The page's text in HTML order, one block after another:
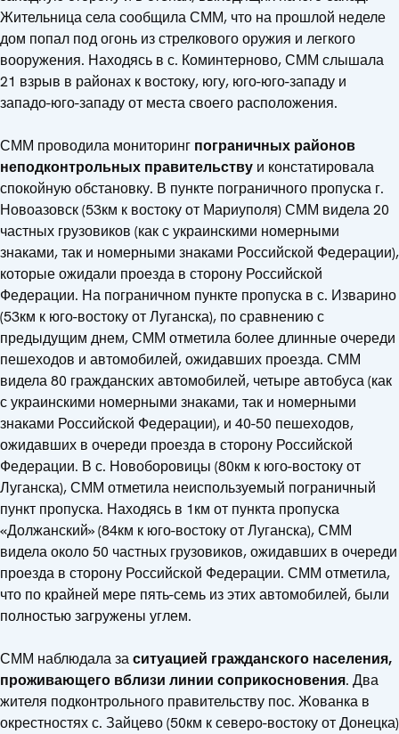
Жительница села сообщила СММ, что на прошлой неделе
дом попал под огонь из стрелкового оружия и легкого
вооружения. Находясь в с. Коминтерново, СММ слышала
21 взрыв в районах к востоку, югу, юго-юго-западу и
западо-юго-западу от места своего расположения.
СММ проводила мониторинг пограничных районов
неподконтрольных правительству и констатировала
спокойную обстановку. В пункте пограничного пропуска г.
Новоазовск (53км к востоку от Мариуполя) СММ видела 20
частных грузовиков (как с украинскими номерными
знаками, так и номерными знаками Российской Федерации),
которые ожидали проезда в сторону Российской
Федерации. На пограничном пункте пропуска в с. Изварино
(53км к юго-востоку от Луганска), по сравнению с
предыдущим днем, СММ отметила более длинные очереди
пешеходов и автомобилей, ожидавших проезда. СММ
видела 80 гражданских автомобилей, четыре автобуса (как
с украинскими номерными знаками, так и номерными
знаками Российской Федерации), и 40-50 пешеходов,
ожидавших в очереди проезда в сторону Российской
Федерации. В с. Новоборовицы (80км к юго-востоку от
Луганска), СММ отметила неиспользуемый пограничный
пункт пропуска. Находясь в 1км от пункта пропуска
«Должанский» (84км к юго-востоку от Луганска), СММ
видела около 50 частных грузовиков, ожидавших в очереди
проезда в сторону Российской Федерации. СММ отметила,
что по крайней мере пять-семь из этих автомобилей, были
полностью загружены углем.
СММ наблюдала заситуацией гражданского населения,
проживающего вблизи линии соприкосновения. Два
жителя подконтрольного правительству пос. Жованка в
окрестностях с. Зайцево (50км к северо-востоку от Донецка)